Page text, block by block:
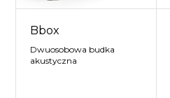
Bbox
Dwuosobowa budka
akustyczna